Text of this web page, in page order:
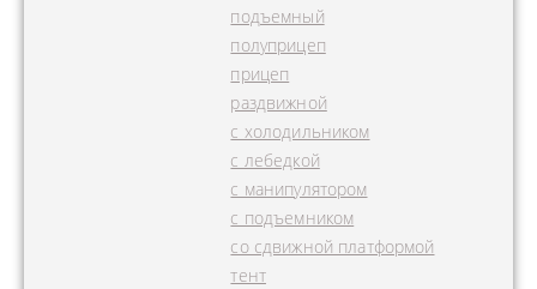
подъемный
полуприцеп
прицеп
раздвижной
с холодильником
с лебедкой
с манипулятором
с подъемником
со сдвижной платформой
тент